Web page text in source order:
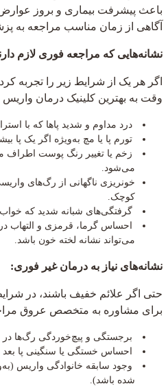
باعث پیشرفت بیماری و بروز
آگاهی از زمان مناسب مراجعه به
نشانه‌هایی که مراجعه فوری لازم
اگر هر یک از شرایط زیر را تجربه
وقت به بهترین کلینیک درمان واریس
درد مداوم و شدید پاها که با
تورم پا یا مچ به‌ویژه اگر یک پا
زخم یا تغییر رنگ پوست اطراف
می‌شود.
خونریزی ناگهانی از رگ‌های
کوچک.
گرفتگی‌های شبانه شدید که
احساس گرما، قرمزی و التهاب
می‌تواند نشانه لخته خون باشد.
نشانه‌های نیاز به درمان غیر فوری:
حتی اگر علائم خفیف باشند، در
برای مشاوره به متخصص عروق
برجستگی و پیچ‌خوردگی رگ‌ها
احساس خستگی یا سنگینی پا بعد
وجود سابقه خانوادگی واریس
شده باشد).